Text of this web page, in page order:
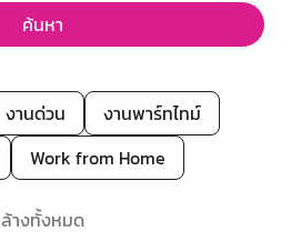
ค้นหา
งานด่วน
งานพาร์ทไทม์
Work from Home
ล้างทั้งหมด